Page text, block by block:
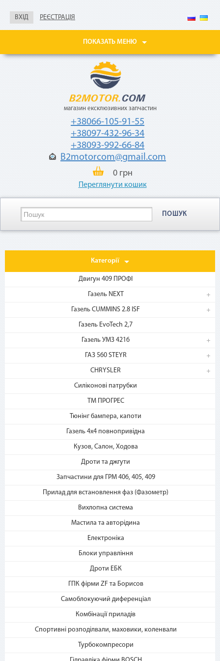
ВХІД РЕЄСТРАЦІЯ
ПОКАЗАТЬ МЕНЮ
магазин ексклюзивних запчастин
+38066-105-91-55
+38097-432-96-34
+38093-992-66-84
B2motorcom@gmail.com
0 грн
Переглянути кошик
ПОШУК
Категорії
Двигун 409 ПРОФІ
Газель NEXT
Газель CUMMINS 2.8 ISF
Газель EvoTech 2,7
Газель УМЗ 4216
ГАЗ 560 STEYR
CHRYSLER
Силіконові патрубки
ТМ ПРОГРЕС
Тюнінг бампера, капоти
Газель 4х4 повнопривідна
Кузов, Салон, Ходова
Дроти та джгути
Запчастини для ГРМ 406, 405, 409
Прилад для встановлення фаз (Фазометр)
Вихлопна система
Мастила та авторідина
Електроніка
Блоки управління
Дроти ЕБК
ГПК фірми ZF та Борисов
Самоблокуючий диференціал
Комбінації приладів
Спортивні розподілвали, маховики, коленвали
Турбокомпресори
справка о доходах
«Мгновенная рассрочка»
месяцев
Как воспользоваться
на b2motor.com и положите
2. Выберите способ оплаты –
«Мгновенная рассрочка»
3. Укажите количество
платежей и совершите
спишется первый платеж